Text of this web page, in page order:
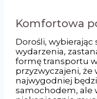
Komfortowa
Dorośli, wybierając
wydarzenia,
formę transportu
przyzwyczajeni, że
najwygodniej
samochodem, ale